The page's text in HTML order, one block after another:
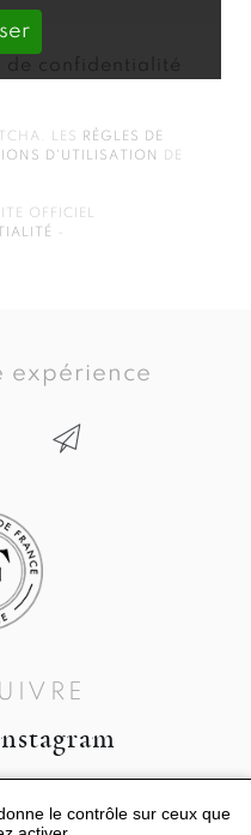
de confidentialité
LES RÈGLES DE
D'UTILISATION
DE
OFFICIEL
expérience
le contrôle sur ceux que